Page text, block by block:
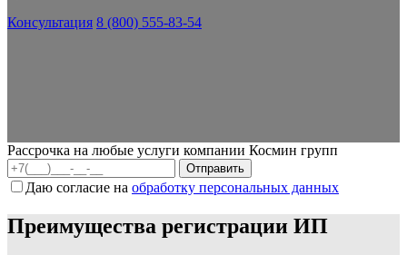
Консультация 8 (800) 555-83-54
Рассрочка на любые услуги компании Космин групп
Даю согласие на обработку персональных данных
Преимущества регистрации ИП